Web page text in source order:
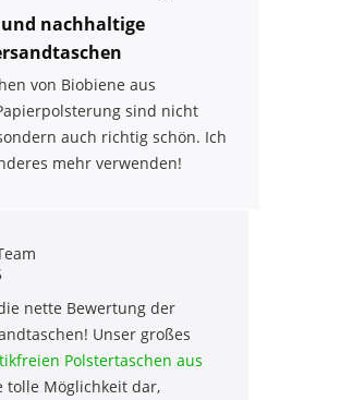
nachhaltige
von Biobiene aus
sind nicht
auch richtig schön. Ich
mehr verwenden!
nette Bewertung der
Unser großes
Polstertaschen aus
Möglichkeit dar,